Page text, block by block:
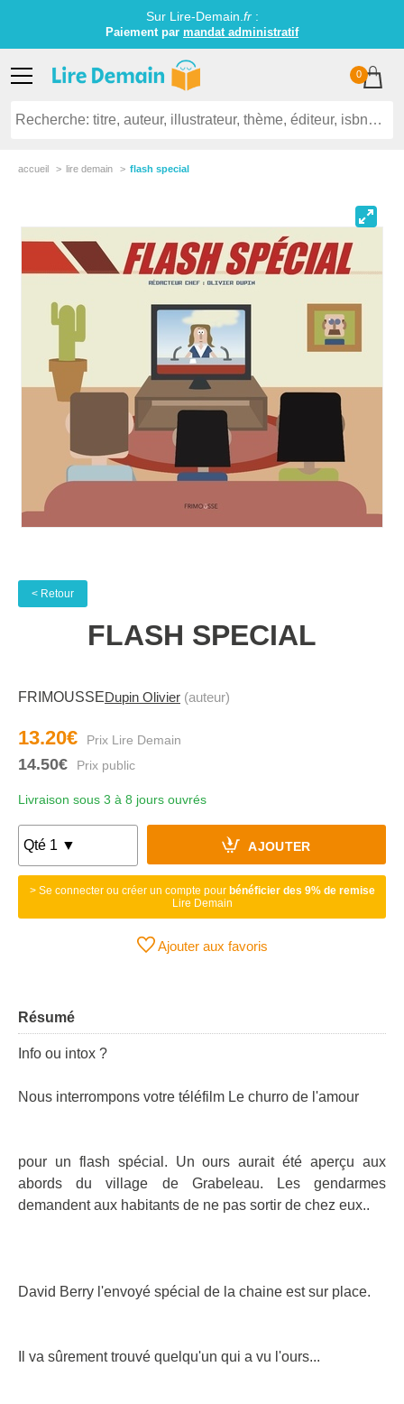
Sur Lire-Demain. fr:
Paiement par mandat administratif
0
accueil lire demain flash special
< Retour
FLASH SPECIAL
FRIMOUSSEDupin Olivier (auteur)
13.20€
14.50€
Livraison sous 3 à 8 jours ouvrés
AJOUTER
> Se connecter ou créer un compte pour bénéficier des 9% de remise
Lire Demain
Ajouter aux favoris
Résumé
Info ou intox ?
Nous interrompons votre téléfilm Le churro de l'amour
pour un flash spécial. Un ours aurait été aperçu aux
abords du village de Grabeleau. Les gendarmes
demandent aux habitants de ne pas sortir de chez eux..
David Berry l'envoyé spécial de la chaine est sur place.
Il va sûrement trouvé quelqu'un qui a vu l'ours...